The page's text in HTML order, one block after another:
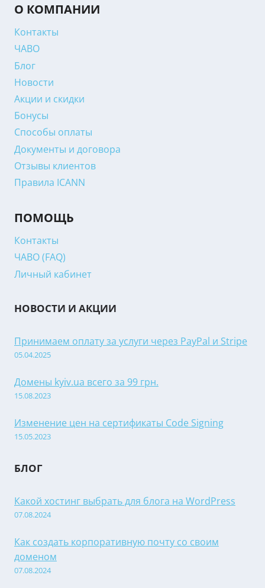
О КОМПАНИИ
Контакты
ЧАВО
Блог
Новости
Акции и скидки
Бонусы
Способы оплаты
Документы и договора
Отзывы клиентов
Правила ICANN
ПОМОЩЬ
Контакты
ЧАВО (FAQ)
Личный кабинет
НОВОСТИ И АКЦИИ
Принимаем оплату за услуги через PayPal и Stripe
05.04.2025
Домены kyiv.ua всего за 99 грн.
15.08.2023
Изменение цен на сертификаты Code Signing
15.05.2023
БЛОГ
Какой хостинг выбрать для блога на WordPress
07.08.2024
Как создать корпоративную почту со своим
доменом
07.08.2024